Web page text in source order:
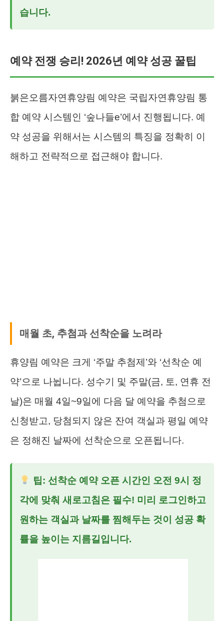
습니다.
예약 전쟁 승리! 2026년 예약 성공 꿀팁
붉은오름자연휴양림 예약은 국립자연휴양림 통
합 예약 시스템인 ‘숲나들e’에서 진행됩니다. 예
약 성공을 위해서는 시스템의 특징을 정확히 이
해하고 전략적으로 접근해야 합니다.
매월 초, 추첨과 선착순을 노려라
휴양림 예약은 크게 ‘주말 추첨제’와 ‘선착순 예
약’으로 나뉩니다. 성수기 및 주말(금, 토, 연휴 전
날)은 매월 4일~9일에 다음 달 예약을 추첨으로
신청받고, 당첨되지 않은 잔여 객실과 평일 예약
은 정해진 날짜에 선착순으로 오픈됩니다.
팁: 선착순 예약 오픈 시간인 오전 9시 정
각에 맞춰 새로고침은 필수! 미리 로그인하고
원하는 객실과 날짜를 찜해두는 것이 성공 확
률을 높이는 지름길입니다.